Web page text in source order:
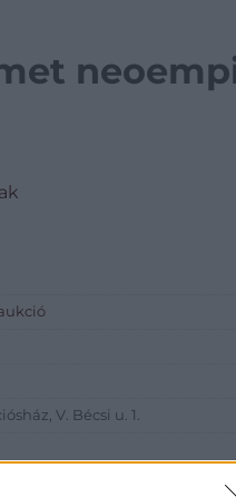
V. Bécsi u. 1.